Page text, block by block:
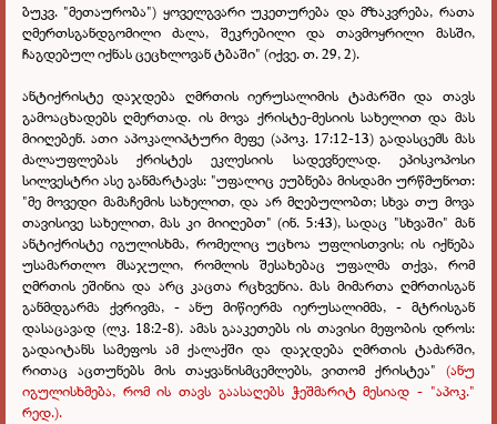
ბუკვ. "მეთაურობა") ყოველგვარი უკეთურება და მზაკვრება, რათა
ღმერთსგანდგომილი ძალა, შეკრებილი და თავმოყრილი მასში,
ჩაგდებულ იქნას ცეცხლოვან ტბაში" (იქვე. თ. 29, 2).
ანტიქრისტე დაჯდება ღმრთის იერუსალიმის ტაძარში და თავს
გამოაცხადებს ღმერთად. ის მოვა ქრისტე-მესიის სახელით და მას
მიიღებენ. ათი აპოკალიპტური მეფე (აპოკ. 17:12-13) გადასცემს მას
ძალაუფლებას ქრისტეს ეკლესიის სადევნელად. ეპისკოპოსი
სილვესტრი ასე განმარტავს: "უფალიც ეუბნება მისდამი ურწმუნოთ:
"მე მოვედი მამაჩემის სახელით, და არ მღებულობთ; სხვა თუ მოვა
თავისივე სახელით, მას კი მიიღებთ" (ინ. 5:43), სადაც "სხვაში" მან
ანტიქრისტე იგულისხმა, რომელიც უცხოა უფლისთვის; ის იქნება
უსამართლო მსაჯული, რომლის შესახებაც უფალმა თქვა, რომ
ღმრთის ეშინია და არც კაცთა რცხვენია. მას მიმართა ღმრთისგან
განმდგარმა ქვრივმა, - ანუ მიწიერმა იერუსალიმმა, - მტრისგან
დასაცავად (ლკ. 18:2-8). ამას გააკეთებს ის თავისი მეფობის დროს:
გადაიტანს სამეფოს ამ ქალაქში და დაჯდება ღმრთის ტაძარში,
რითაც აცთუნებს მის თაყვანისმცემლებს, ვითომ ქრისტეა" (ანუ
იგულისხმება, რომ ის თავს გაასაღებს ჭეშმარიტ მესიად - "აპოკ."
რედ.).